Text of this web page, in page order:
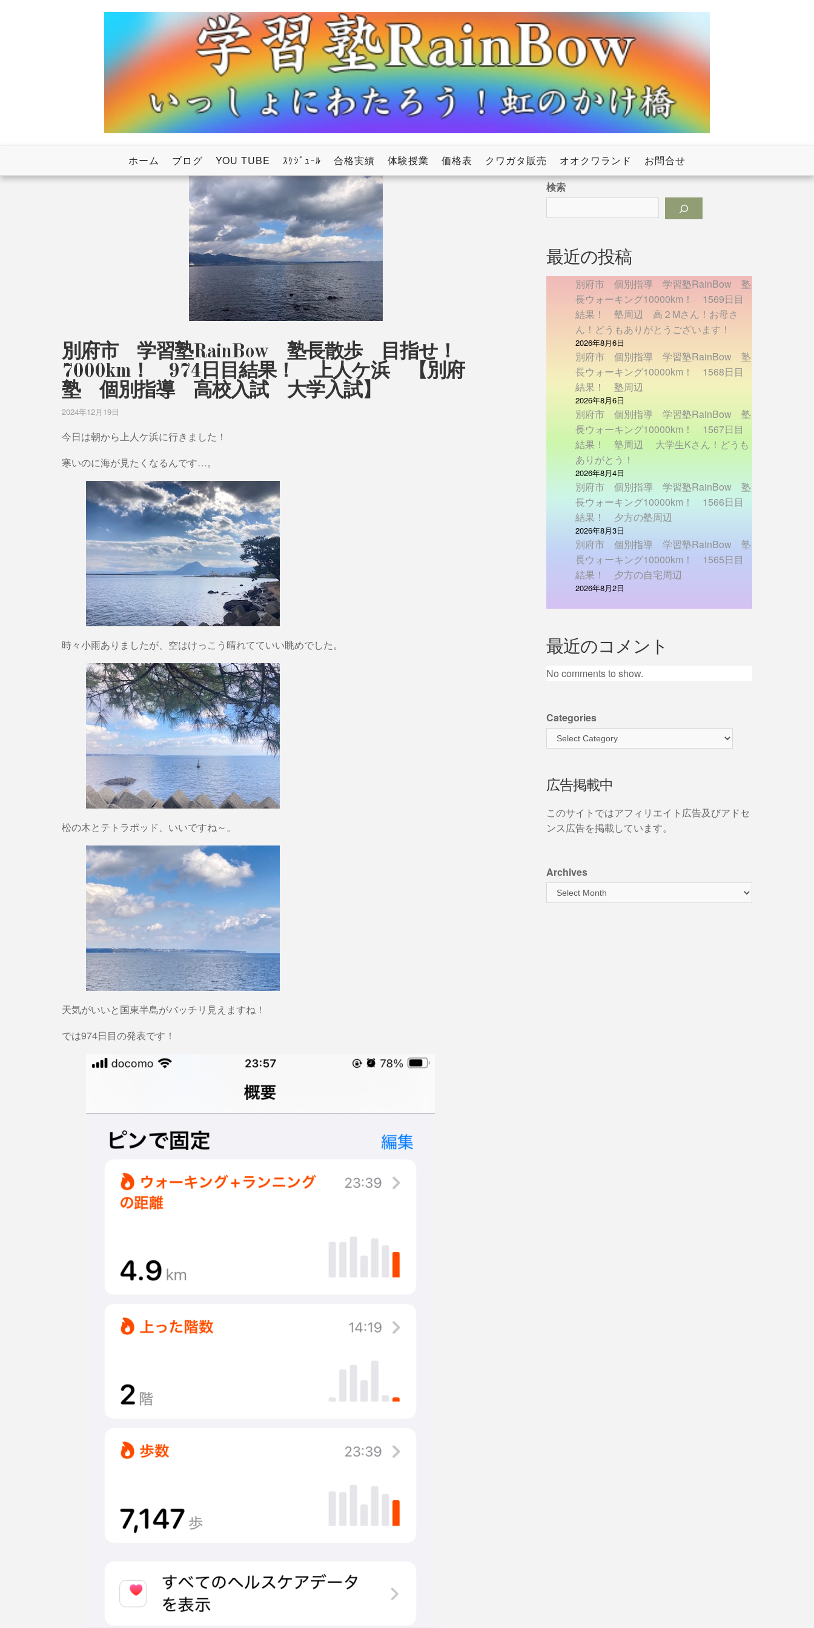
学習塾RainBow
ホーム ブログ YOU TUBE ｽｹｼﾞｭｰﾙ 合格実績 体験授業 価格表 クワガタ販売 オオクワランド お問合せ
別府市 学習塾RainBow 塾長散歩 目指せ！
7000km！ 974日目結果！ 上人ケ浜 【別府
塾 個別指導 高校入試 大学入試】
2024年12月19日
今日は朝から上人ケ浜に行きました！
寒いのに海が見たくなるんです…。
時々小雨ありましたが、空はけっこう晴れてていい眺めでした。
松の木とテトラポッド、いいですね～。
天気がいいと国東半島がバッチリ見えますね！
では974日目の発表です！
検索
最近の投稿
別府市 個別指導 学習塾RainBow 塾
長ウォーキング10000km！ 1569日目
結果！ 塾周辺 高２Mさん！お母さ
ん！どうもありがとうございます！
2026年8月6日
別府市 個別指導 学習塾RainBow 塾
長ウォーキング10000km！ 1568日目
結果！ 塾周辺
2026年8月6日
別府市 個別指導 学習塾RainBow 塾
長ウォーキング10000km！ 1567日目
結果！ 塾周辺 大学生Kさん！どうも
ありがとう！
2026年8月4日
別府市 個別指導 学習塾RainBow 塾
長ウォーキング10000km！ 1566日目
結果！ 夕方の塾周辺
2026年8月3日
別府市 個別指導 学習塾RainBow 塾
長ウォーキング10000km！ 1565日目
結果！ 夕方の自宅周辺
2026年8月2日
最近のコメント
No comments to show.
Categories
広告掲載中
このサイトではアフィリエイト広告及びアドセ
ンス広告を掲載しています。
Archives